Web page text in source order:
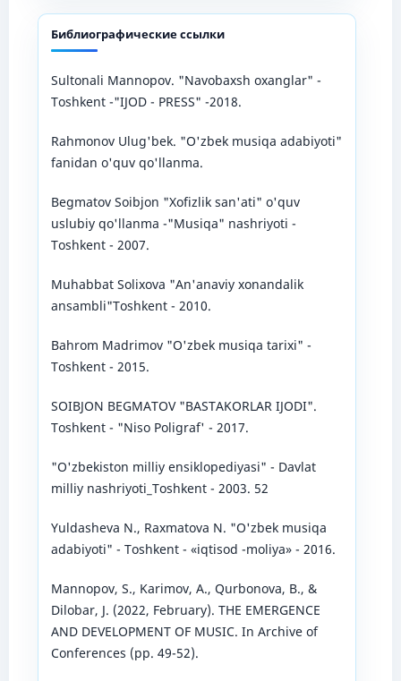
Библиографические ссылки
Sultonali Mannopov. "Navobaxsh oxanglar" -
Toshkent -"IJOD - PRESS" -2018.
Rahmonov Ulug'bek. "O'zbek musiqa adabiyoti"
fanidan o'quv qo'llanma.
Begmatov Soibjon "Xofizlik san'ati" o'quv
uslubiy qo'llanma -"Musiqa" nashriyoti -
Toshkent - 2007.
Muhabbat Solixova "An'anaviy xonandalik
ansambli"Toshkent - 2010.
Bahrom Madrimov "O'zbek musiqa tarixi" -
Toshkent - 2015.
SOIBJON BEGMATOV "BASTAKORLAR IJODI".
Toshkent - "Niso Poligraf' - 2017.
"O'zbekiston milliy ensiklopediyasi" - Davlat
milliy nashriyoti_Toshkent - 2003. 52
Yuldasheva N., Raxmatova N. "O'zbek musiqa
adabiyoti" - Toshkent - «iqtisod -moliya» - 2016.
Mannopov, S., Karimov, A., Qurbonova, B., &
Dilobar, J. (2022, February). THE EMERGENCE
AND DEVELOPMENT OF MUSIC. In Archive of
Conferences (pp. 49-52).